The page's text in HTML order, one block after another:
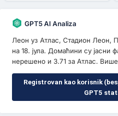
GPT5 AI Analiza
Леон уз Атлас, Стадион Леон,
на 18. јула. Домаћини су јасни
нерешено и 3.71 за Атлас.
Registrovan kao korisnik
GPT5